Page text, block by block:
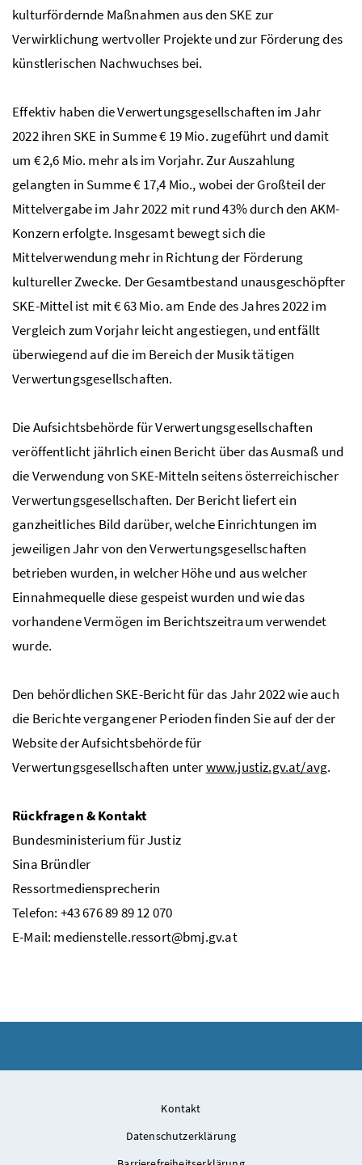
kulturfördernde Maßnahmen aus den SKE zur
Verwirklichung wertvoller Projekte und zur Förderung des
künstlerischen Nachwuchses bei.
Effektiv haben die Verwertungsgesellschaften im Jahr
2022 ihren SKE in Summe € 19 Mio. zugeführt und damit
um € 2,6 Mio. mehr als im Vorjahr. Zur Auszahlung
gelangten in Summe € 17,4 Mio., wobei der Großteil der
Mittelvergabe im Jahr 2022 mit rund 43% durch den AKM-
Konzern erfolgte. Insgesamt bewegt sich die
Mittelverwendung mehr in Richtung der Förderung
kultureller Zwecke. Der Gesamtbestand unausgeschöpfter
SKE-Mittel ist mit € 63 Mio. am Ende des Jahres 2022 im
Vergleich zum Vorjahr leicht angestiegen, und entfällt
überwiegend auf die im Bereich der Musik tätigen
Verwertungsgesellschaften.
Die Aufsichtsbehörde für Verwertungsgesellschaften
veröffentlicht jährlich einen Bericht über das Ausmaß und
die Verwendung von SKE-Mitteln seitens österreichischer
Verwertungsgesellschaften. Der Bericht liefert ein
ganzheitliches Bild darüber, welche Einrichtungen im
jeweiligen Jahr von den Verwertungsgesellschaften
betrieben wurden, in welcher Höhe und aus welcher
Einnahmequelle diese gespeist wurden und wie das
vorhandene Vermögen im Berichtszeitraum verwendet
wurde.
Den behördlichen SKE-Bericht für das Jahr 2022 wie auch
die Berichte vergangener Perioden finden Sie auf der der
Website der Aufsichtsbehörde für
Verwertungsgesellschaften unterwww.justiz.gv.at/avg.
Rückfragen & Kontakt
Bundesministerium für Justiz
Sina Bründler
Ressortmediensprecherin
Telefon: +43 676 89 89 12 070
E-Mail: medienstelle.ressort@bmj.gv.at
Kontakt
Datenschutzerklärung